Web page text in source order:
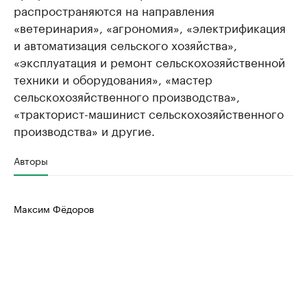
распространяются на направления
«ветеринария», «агрономия», «электрификация
и автоматизация сельского хозяйства»,
«эксплуатация и ремонт сельскохозяйственной
техники и оборудования», «мастер
сельскохозяйственного производства»,
«тракторист-машинист сельскохозяйственного
производства» и другие.
Авторы
Максим Фёдоров